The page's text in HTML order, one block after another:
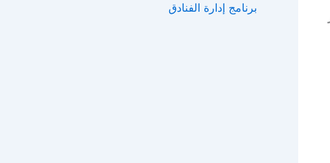
برنامج إدارة الفنادق